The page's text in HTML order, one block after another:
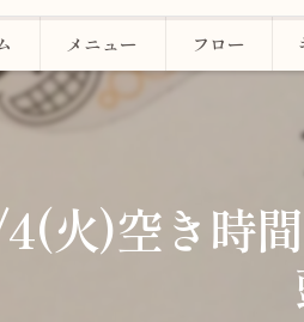
メニュー フロー
火)空き時